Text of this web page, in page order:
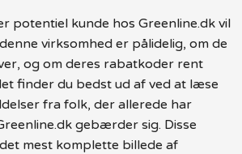
potentiel kunde hos Greenline.dk vil
virksomhed er pålidelig, om de
og om deres rabatkoder rent
finder du bedst ud af ved at læse
fra folk, der allerede har
gebærder sig. Disse
mest komplette billede af